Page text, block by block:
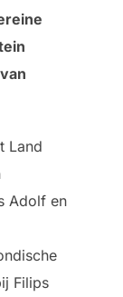
Land
Adolf en
Filips